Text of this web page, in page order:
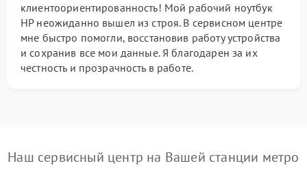
клиентоориентированность! Мой рабочий ноутбук
HP неожиданно вышел из строя. В сервисном центре
мне быстро помогли, восстановив работу устройства
и сохранив все мои данные. Я благодарен за их
честность и прозрачность в работе.
Наш сервисный центр на Вашей станции метро